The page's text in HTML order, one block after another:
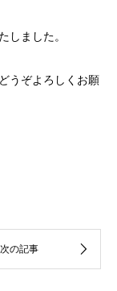
しました。
うぞよろしくお願